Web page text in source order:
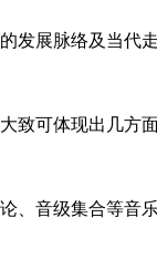
的发展脉络及当代
大致可体现出几方
论、音级集合等音